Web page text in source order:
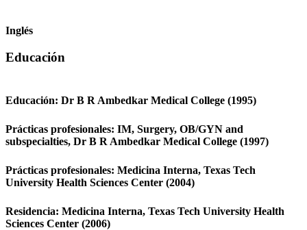
Inglés
Educación
Educación: Dr B R Ambedkar Medical College (1995)
Prácticas profesionales: IM, Surgery, OB/GYN and
subspecialties, Dr B R Ambedkar Medical College (1997)
Prácticas profesionales: Medicina Interna, Texas Tech
University Health Sciences Center (2004)
Residencia: Medicina Interna, Texas Tech University Health
Sciences Center (2006)